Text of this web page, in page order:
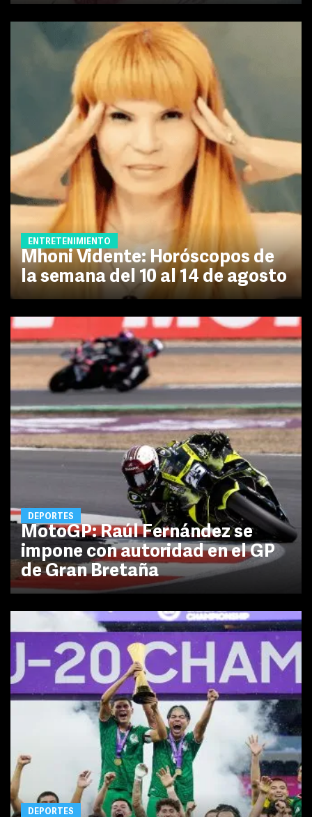
ENTRETENIMIENTO
Mhoni Vidente: Horóscopos de
la semana del 10 al 14 de agosto
DEPORTES
MotoGP: Raúl Fernández se
impone con autoridad en el GP
de Gran Bretaña
DEPORTES